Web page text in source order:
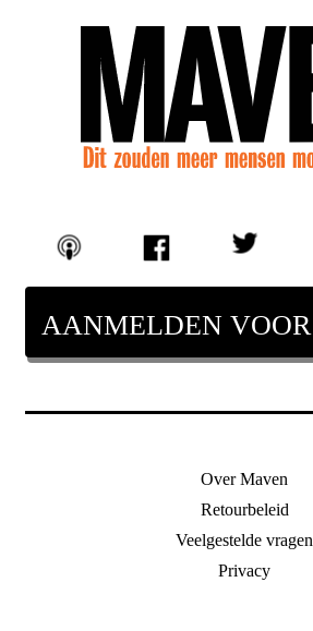
Over Maven
Retourbeleid
Veelgestelde vragen
Privacy